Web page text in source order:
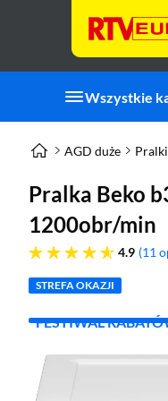
Wszystkie
AGD duże
Pralka Beko
1200obr/min
4.9
4.9 gwiazdek 11
STREFA OKAZJI
FESTIWAL